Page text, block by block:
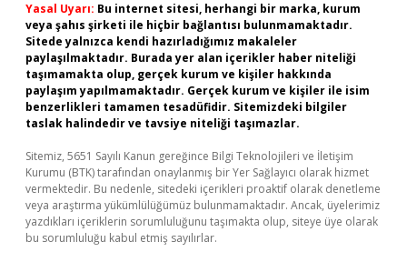
Yasal Uyarı: Bu internet sitesi, herhangi bir marka, kurum
veya şahıs şirketi ile hiçbir bağlantısı bulunmamaktadır.
Sitede yalnızca kendi hazırladığımız makaleler
paylaşılmaktadır. Burada yer alan içerikler haber niteliği
taşımamakta olup, gerçek kurum ve kişiler hakkında
paylaşım yapılmamaktadır. Gerçek kurum ve kişiler ile isim
benzerlikleri tamamen tesadüfidir. Sitemizdeki bilgiler
taslak halindedir ve tavsiye niteliği taşımazlar.
Sitemiz, 5651 Sayılı Kanun gereğince Bilgi Teknolojileri ve İletişim
Kurumu (BTK) tarafından onaylanmış bir Yer Sağlayıcı olarak hizmet
vermektedir. Bu nedenle, sitedeki içerikleri proaktif olarak denetleme
veya araştırma yükümlülüğümüz bulunmamaktadır. Ancak, üyelerimiz
yazdıkları içeriklerin sorumluluğunu taşımakta olup, siteye üye olarak
bu sorumluluğu kabul etmiş sayılırlar.